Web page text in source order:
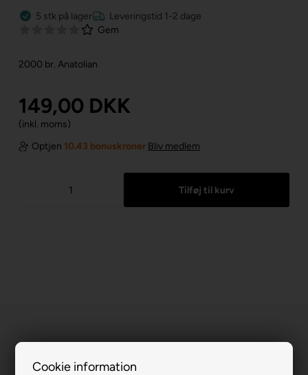
Cookie information
5 stk på lager
Leveringstid 1-2 dage
Gem
2000 br. Anatolian
149,00 DKK
(inkl. moms)
Optjen 10.43 bonuskroner Bliv medlem